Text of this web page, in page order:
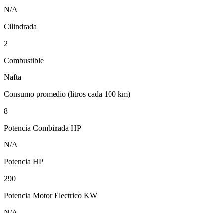
N/A
Cilindrada
2
Combustible
Nafta
Consumo promedio (litros cada 100 km)
8
Potencia Combinada HP
N/A
Potencia HP
290
Potencia Motor Electrico KW